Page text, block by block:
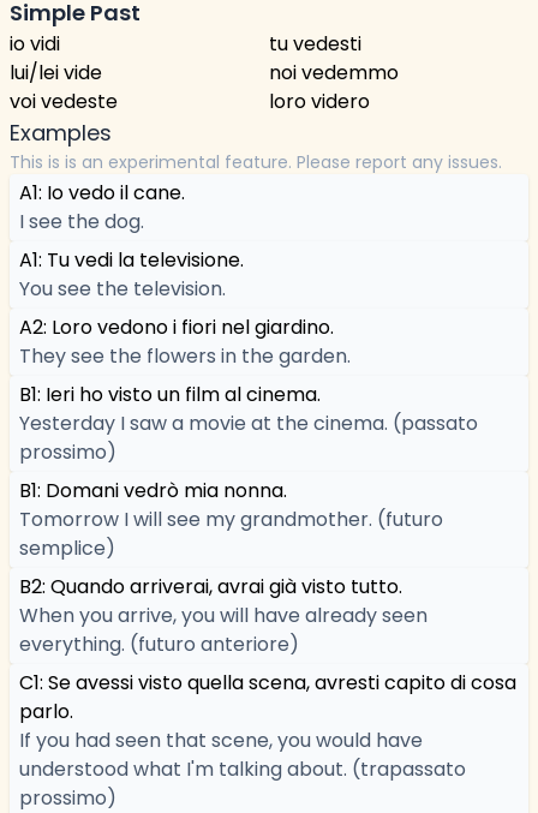
Simple Past
io vidi
tu vedesti
lui/lei vide
noi vedemmo
voi vedeste
loro videro
Examples
This is is an experimental feature. Please report any issues.
A1: Io vedo il cane.
I see the dog.
A1: Tu vedi la televisione.
You see the television.
A2: Loro vedono i fiori nel giardino.
They see the flowers in the garden.
B1: Ieri ho visto un film al cinema.
Yesterday I saw a movie at the cinema. (passato
prossimo)
B1: Domani vedrò mia nonna.
Tomorrow I will see my grandmother. (futuro
semplice)
B2: Quando arriverai, avrai già visto tutto.
When you arrive, you will have already seen
everything. (futuro anteriore)
C1: Se avessi visto quella scena, avresti capito di cosa
parlo.
If you had seen that scene, you would have
understood what I'm talking about. (trapassato
prossimo)